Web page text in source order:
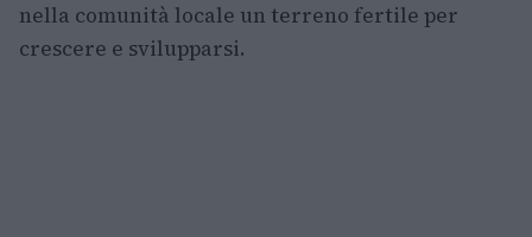
nella comunità locale un terreno fertile per
crescere e svilupparsi.